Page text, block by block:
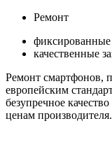
Ремонт
качественные
Ремонт смартфонов,
европейским
безупречное
ценам производителя.